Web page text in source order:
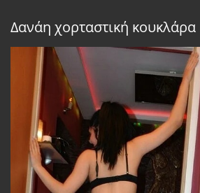
Δανάη χορταστική κουκλάρα